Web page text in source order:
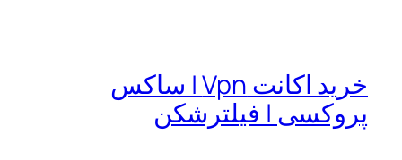
خرید اکانت Vpn | ساکس
پروکسی | فیلترشکن